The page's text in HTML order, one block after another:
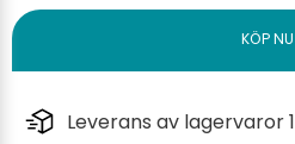
Leverans av lagervaror